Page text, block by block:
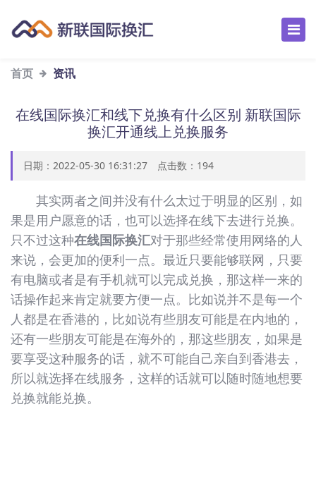
首页 资讯
在线国际换汇和线下兑换有什么区别 新联国际
换汇开通线上兑换服务
日期：2022-05-30 16:31:27 点击数： 194
其实两者之间并没有什么太过于明显的区别，如
果是用户愿意的话，也可以选择在线下去进行兑换。
只不过这种在线国际换汇对于那些经常使用网络的人
来说，会更加的便利一点。最近只要能够联网，只要
有电脑或者是有手机就可以完成兑换，那这样一来的
话操作起来肯定就要方便一点。比如说并不是每一个
人都是在香港的，比如说有些朋友可能是在内地的，
还有一些朋友可能是在海外的，那这些朋友，如果是
要享受这种服务的话，就不可能自己亲自到香港去，
所以就选择在线服务，这样的话就可以随时随地想要
兑换就能兑换。